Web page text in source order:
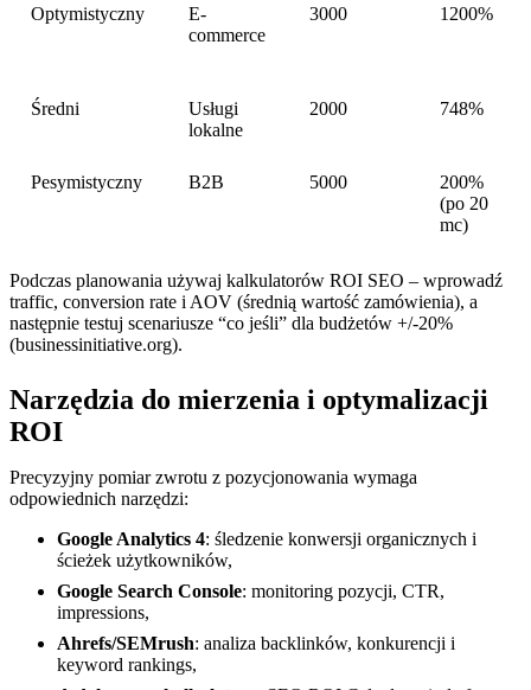
Optymistyczny
E-
commerce
3000 1200%
Średni
Usługi
lokalne
2000 748%
Pesymistyczny B2B 5000
200%
(po 20
mc)
Podczas planowania używaj kalkulatorów ROI SEO – wprowadź
traffic, conversion rate i AOV (średnią wartość zamówienia), a
następnie testuj scenariusze “co jeśli” dla budżetów +/-20%
(businessinitiative.org).
Narzędzia do mierzenia i optymalizacji
ROI
Precyzyjny pomiar zwrotu z pozycjonowania wymaga
odpowiednich narzędzi:
Google Analytics 4: śledzenie konwersji organicznych i
ścieżek użytkowników,
Google Search Console: monitoring pozycji, CTR,
impressions,
Ahrefs/SEMrush: analiza backlinków, konkurencji i
keyword rankings,